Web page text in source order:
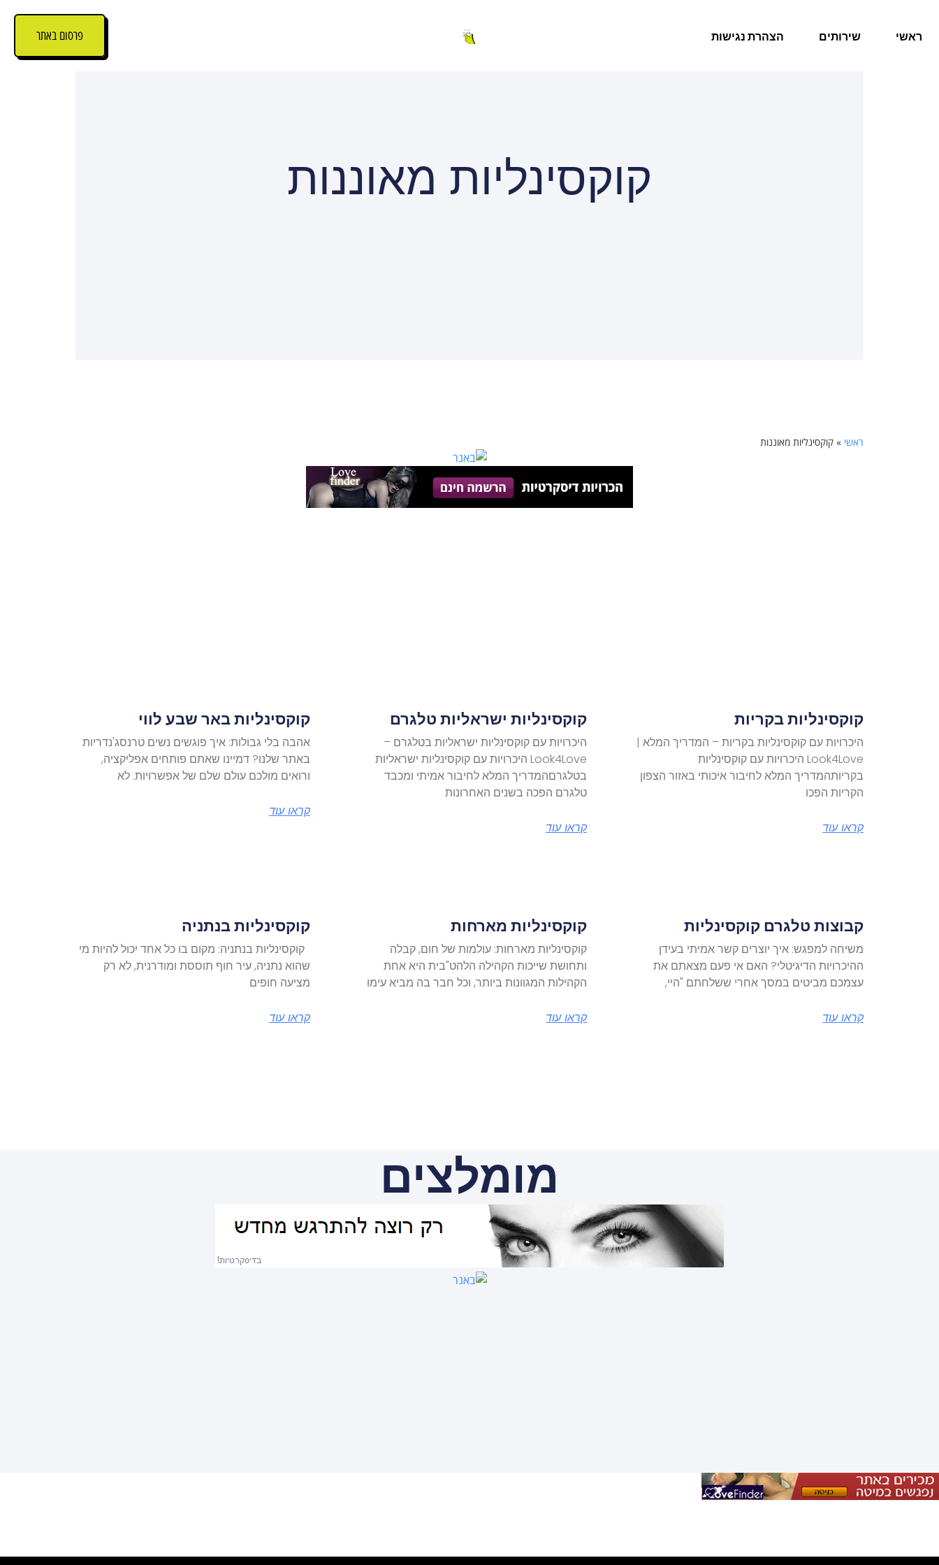
ראשי שירותים הצהרת נגישות פרסום באתר
קוקסינליות מאוננות
ראשי » קוקסינליות מאוננות
קוקסינליות בקריות
היכרויות עם קוקסינליות בקריות – המדריך המלא |
Look4Love היכרויות עם קוקסינליות
בקריותהמדריך המלא לחיבור איכותי באזור הצפון
הקריות הפכו
קראו עוד
קוקסינליות ישראליות טלגרם
היכרויות עם קוקסינליות ישראליות בטלגרם –
Look4Love היכרויות עם קוקסינליות ישראליות
בטלגרםהמדריך המלא לחיבור אמיתי ומכבד
טלגרם הפכה בשנים האחרונות
קראו עוד
קוקסינליות באר שבע לווי
אהבה בלי גבולות: איך פוגשים נשים טרנסג'נדריות
באתר שלנו? דמיינו שאתם פותחים אפליקציה,
ורואים מולכם עולם שלם של אפשרויות. לא
קראו עוד
קבוצות טלגרם קוקסינליות
משיחה למפגש: איך יוצרים קשר אמיתי בעידן
ההיכרויות הדיגיטלי? האם אי פעם מצאתם את
עצמכם מביטים במסך אחרי ששלחתם "היי,
קראו עוד
קוקסינליות מארחות
קוקסינליות מארחות: עולמות של חום, קבלה
ותחושת שייכות הקהילה הלהט"בית היא אחת
הקהילות המגוונות ביותר, וכל חבר בה מביא עימו
קראו עוד
קוקסינליות בנתניה
קוקסינליות בנתניה: מקום בו כל אחד יכול להיות מי
שהוא נתניה, עיר חוף תוססת ומודרנית, לא רק
מציעה חופים
קראו עוד
מומלצים